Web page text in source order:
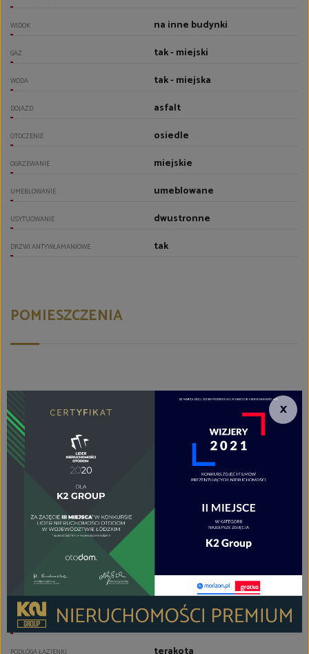
WIDOK na inne budynki
GAZ tak - miejski
WODA tak - miejska
DOJAZD asfalt
OTOCZENIE osiedle
OGRZEWANIE miejskie
UMEBLOWANIE umeblowane
USYTUOWANIE dwustronne
DRZWI ANTYWŁAMANIOWE tak
POMIESZCZENIA
deski
TYP KUCHNI
RODZAJ KUCHNI
aneks kuchenny - połączony z
terakota
płyta gazowa, piekarnik,
lodówka, zmywarka,
zamrażarka, zabudowa
LICZBA ŁAZIENEK 2
GLAZURA ŁAZIENKI nowego typu
×